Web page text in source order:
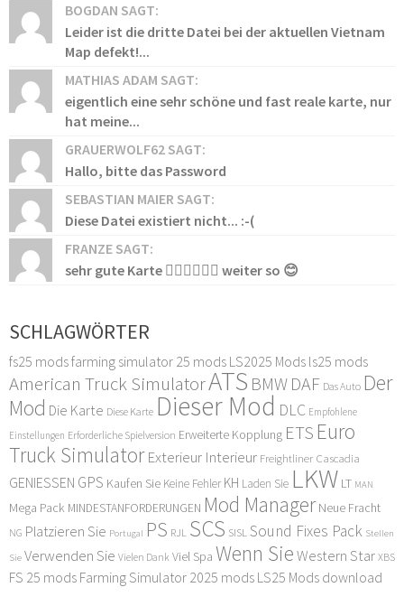
BOGDAN SAGT:
Leider ist die dritte Datei bei der aktuellen Vietnam
Map defekt!...
MATHIAS ADAM SAGT:
eigentlich eine sehr schöne und fast reale karte, nur
hat meine...
GRAUERWOLF62 SAGT:
Hallo, bitte das Password
SEBASTIAN MAIER SAGT:
Diese Datei existiert nicht... :-(
FRANZE SAGT:
sehr gute Karte 👍🏻👍🏻👍🏻 weiter so 😊
SCHLAGWÖRTER
fs25 modsfarming simulator 25 mods LS2025 Mods ls25 mods
American Truck SimulatorATS BMW DAF Das Auto Der
Mod Die Karte Diese Karte Dieser Mod DLC Empfohlene
Einstellungen Erforderliche Spielversion Erweiterte Kopplung ETS Euro
Truck Simulator Exterieur Interieur Freightliner Cascadia
GENIESSEN GPS Kaufen Sie Keine Fehler KH Laden Sie LKW LT MAN
Mega Pack MINDESTANFORDERUNGEN Mod Manager Neue Fracht
NG Platzieren Sie Portugal PS RJL SCS SISL Sound Fixes Pack Stellen
Sie Verwenden Sie Vielen Dank Viel Spa Wenn Sie Western Star XBS
FS 25 mods Farming Simulator 2025 mods LS25 Mods download